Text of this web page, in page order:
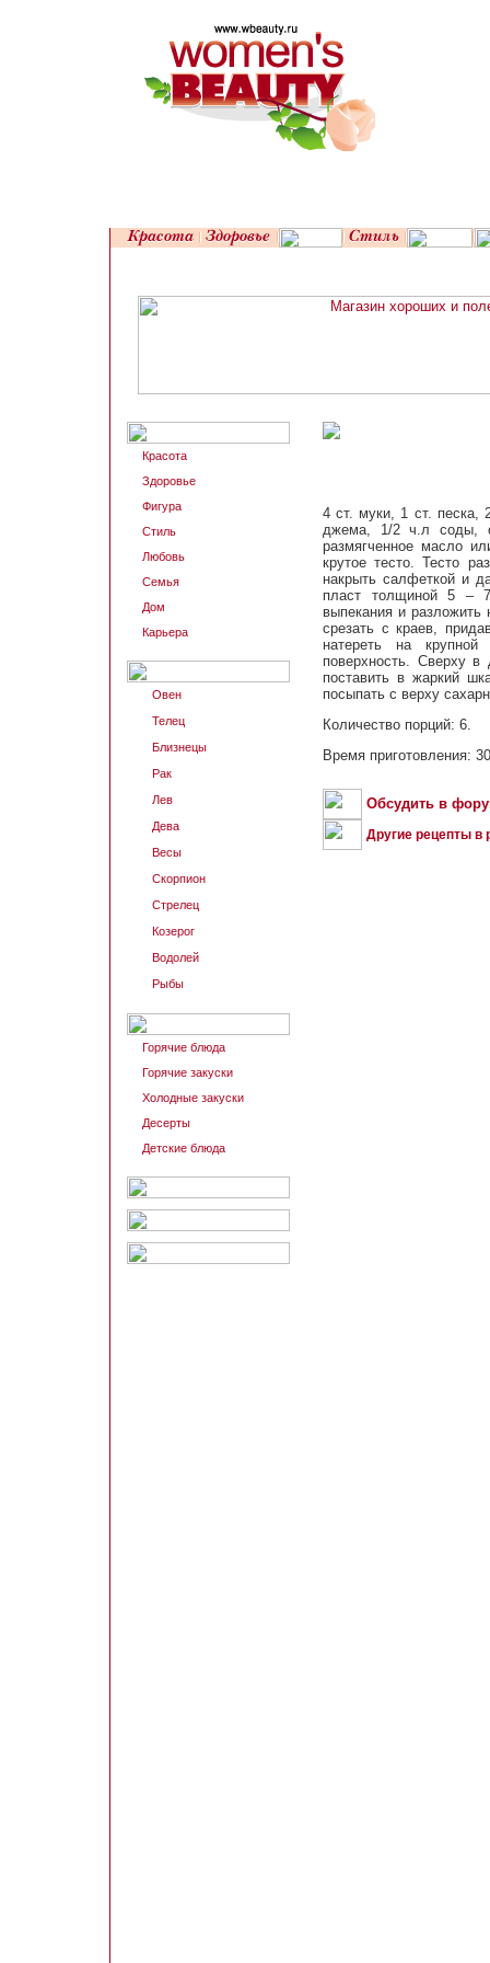
Красота
Здоровье
Фигура
Стиль
Любовь
Семья
Дом
Карьера
Овен
Телец
Близнецы
Рак
Лев
Дева
Весы
Скорпион
Стрелец
Козерог
Водолей
Рыбы
Горячие блюда
Горячие закуски
Холодные закуски
Десерты
Детские блюда
4 ст. муки, 1 ст. песка,
джема, 1/2 ч.л соды,
размягченное масло
крутое тесто. Тесто
накрыть салфеткой и
пласт толщиной 5 –
выпекания и
срезать с краев,
натереть на
поверхность. Сверху
поставить в жаркий
посыпать с верху
Количество порций: 6.
Время приготовления:
Обсудить в
Другие рецепты